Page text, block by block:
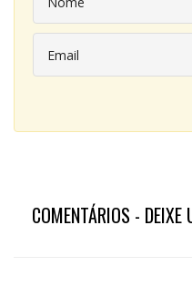
COMENTÁRIOS -